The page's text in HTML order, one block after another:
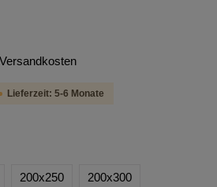
Lieferzeit: 5-6 Monate
200x250 200x300